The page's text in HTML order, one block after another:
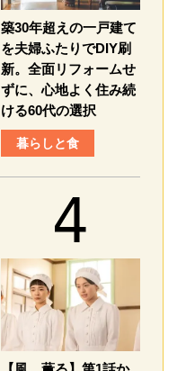
築30年超えの一戸建て
を夫婦ふたりでDIY刷
新。全面リフォームせ
ずに、心地よく住み続
ける60代の選択
暮らしと食